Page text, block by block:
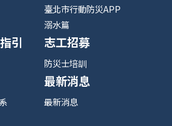
臺北市行動防災APP
溺水篇
引 志工招募
防災士培訓
最新消息
最新消息